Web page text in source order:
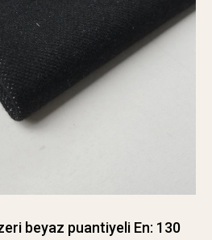
beyaz puantiyeli En: 130